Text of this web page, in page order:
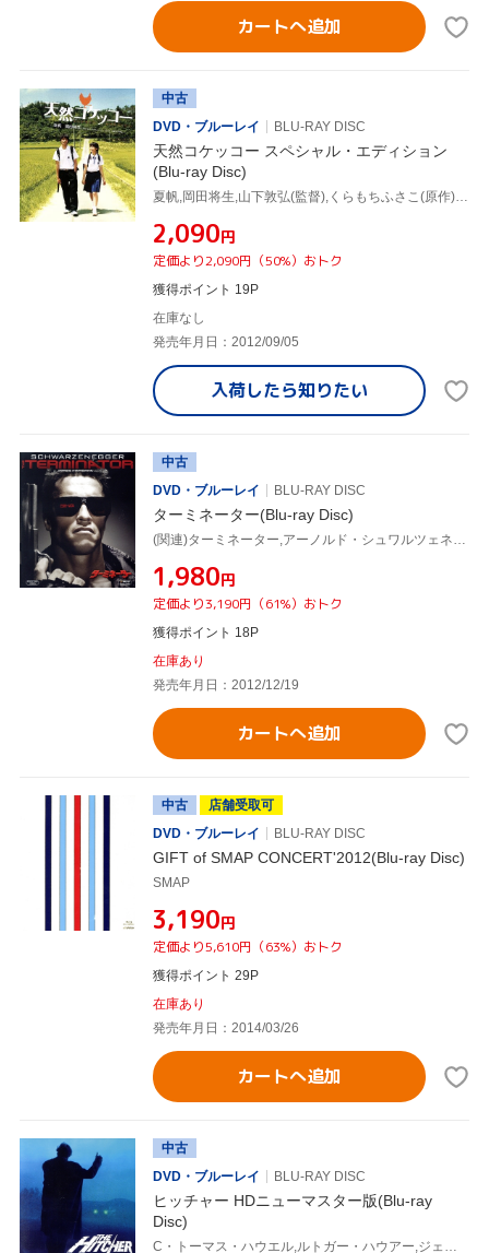
カートへ追加
中古
DVD・ブルーレイ
BLU-RAY DISC
天然コケッコー スペシャル・エディション
(Blu-ray Disc)
夏帆,岡田将生,山下敦弘(監督),くらもちふさこ(原作),レイ・ハラカミ(音楽)
¥2,090円
定価より2,090円（50%）おトク
獲得ポイント 19P
在庫なし
発売年月日：2012/09/05
入荷したら知りたい
中古
DVD・ブルーレイ
BLU-RAY DISC
ターミネーター(Blu-ray Disc)
(関連)ターミネーター,アーノルド・シュワルツェネッガー,リンダ・ハミルトン,マイケル・ビーン,ジェームズ・キャメロン(監督、脚本),ブラッド・フィーデル(音楽)
¥1,980円
定価より3,190円（61%）おトク
獲得ポイント 18P
在庫あり
発売年月日：2012/12/19
カートへ追加
中古
店舗受取可
DVD・ブルーレイ
BLU-RAY DISC
GIFT of SMAP CONCERT'2012(Blu-ray Disc)
SMAP
¥3,190円
定価より5,610円（63%）おトク
獲得ポイント 29P
在庫あり
発売年月日：2014/03/26
カートへ追加
中古
DVD・ブルーレイ
BLU-RAY DISC
ヒッチャー HDニューマスター版(Blu-ray
Disc)
C・トーマス・ハウエル,ルトガー・ハウアー,ジェニファー・ジェイソン・リー,ジェフリー・デマン,ビリー・グリーンブッシュ,ユージーン・デイヴィス,ロバート・ハーモン(監督),マーク・アイシャム(音楽)